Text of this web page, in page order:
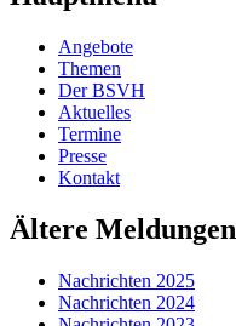
Angebote
Themen
Der BSVH
Aktuelles
Termine
Presse
Kontakt
Ältere Meldungen
Nachrichten 2025
Nachrichten 2024